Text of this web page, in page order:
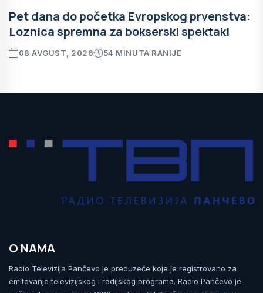
Pet dana do početka Evropskog prvenstva:
Loznica spremna za bokserski spektakl
08 AVGUST, 2026 54 MINUTA RANIJE
O NAMA
Radio Televizija Pančevo je preduzeće koje je registrovano za
emitovanje televizijskog i radijskog programa. Radio Pančevo je